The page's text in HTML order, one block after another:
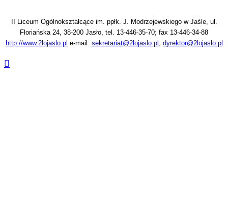
II Liceum Ogólnokształcące im. ppłk. J. Modrzejewskiego w Jaśle, ul.
Floriańska 24, 38-200 Jasło, tel. 13-446-35-70; fax 13-446-34-88
http://www.2lojaslo.pl e-mail: sekretariat@2lojaslo.pl , dyrektor@2lojaslo.pl